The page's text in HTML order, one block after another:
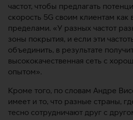
частот, чтобы предлагать
скорость 5G своим клиентам как
пределами. «У разных частот
зоны покрытия, и если эти
объединить, в результате
высококачественная сеть с
опытом».
Кроме того, по словам Андре
имеет и то, что разные страны,
тесно сотрудничают друг с